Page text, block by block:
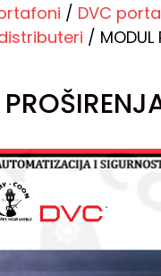
/ DVC
/ MODUL